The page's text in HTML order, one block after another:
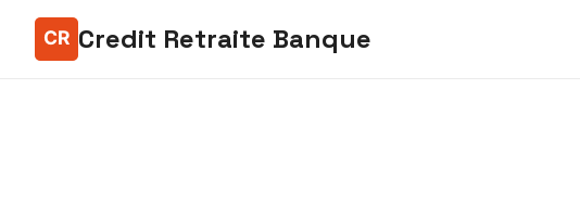
Credit Retraite Banque